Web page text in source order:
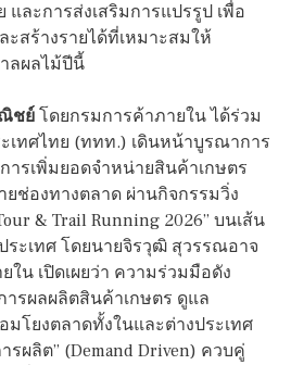
ละการส่งเสริมการแปรรูป เพื่อ
สร้างรายได้ที่เหมาะสมให้
ลผลไม้ปีนี้
ชย์ โดยกรมการค้าภายใน ได้ร่วม
เทศไทย (ททท.) เดินหน้าบูรณาการ
รเพิ่มยอดจำหน่ายสินค้าเกษตร
ยช่องทางตลาด ผ่านกิจกรรมวิ่ง
& Trail Running 2026” บนเส้น
ะเทศ โดยนายจิรวุฒิ สุวรรณอาจ
น เปิดเผยว่า ความร่วมมือดัง
ารผลผลิตสินค้าเกษตร ดูแล
มโยงตลาดทั้งในและต่างประเทศ
รผลิต” (Demand Driven) ควบคู่